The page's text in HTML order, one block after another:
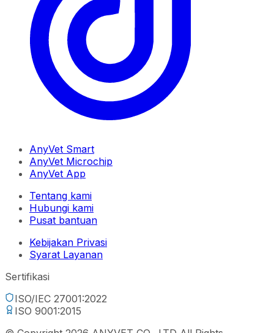
AnyVet Smart
AnyVet Microchip
AnyVet App
Tentang kami
Hubungi kami
Pusat bantuan
Kebijakan Privasi
Syarat Layanan
Sertifikasi
ISO/IEC 27001:2022
ISO 9001:2015